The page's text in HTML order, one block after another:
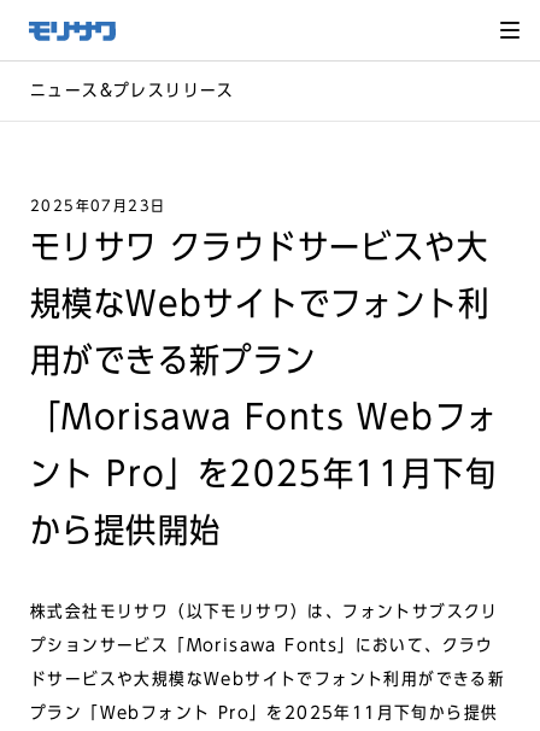
メ
ニュー
飛ばし
へ移動
ニュース&プレスリリース
2025年07月23日
モリサワ クラウドサービスや大
規模なWebサイトでフォント利
用ができる新プラン
「Morisawa Fonts Webフォ
ント Pro」を2025年11月下旬
から提供開始
株式会社モリサワ（以下モリサワ）は、フォントサブスクリ
プションサービス「Morisawa Fonts」において、クラウ
ドサービスや大規模なWebサイトでフォント利用ができる新
プラン「Webフォント Pro」を2025年11月下旬から提供